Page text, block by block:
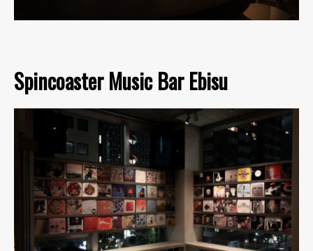
Spincoaster Music Bar Ebisu